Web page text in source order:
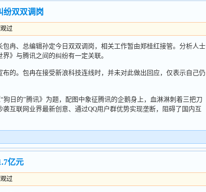
纷双双调岗
过
、总编辑孙定今日双双调岗，相关工作暂由郑桂红接管。分析人士
》与腾讯之间的纠纷有一定关联。
。包冉在接受新浪科技连线时，并未对此做出回应，仅表示自己仍
日的”腾讯》为题，配图中象征腾讯的企鹅身上，血淋淋刺着三把刀
互联网业界最新创意、通过QQ用户群优势实现垄断，阻碍了国内互
亿元
过